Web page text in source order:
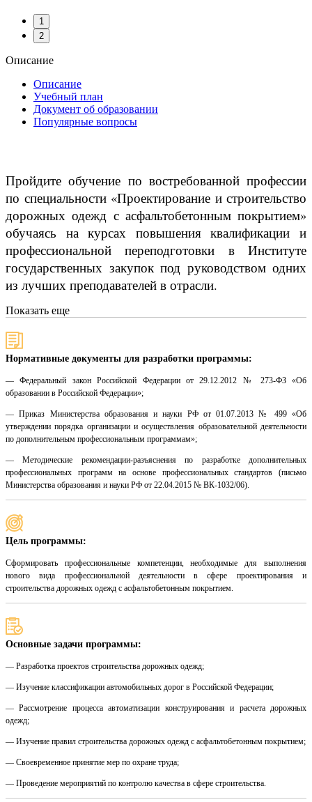
1
2
Описание
Описание
Учебный план
Документ об образовании
Популярные вопросы
Пройдите обучение по востребованной профессии
по специальности «Проектирование и строительство
дорожных одежд с асфальтобетонным покрытием»
обучаясь на курсах повышения квалификации и
профессиональной переподготовки в Институте
государственных закупок под руководством одних
из лучших преподавателей в отрасли.
Показать еще
Нормативные документы для разработки программы:
— Федеральный закон Российской Федерации от 29.12.2012 № 273-ФЗ «Об
образовании в Российской Федерации»;
— Приказ Министерства образования и науки РФ от 01.07.2013 № 499 «Об
утверждении порядка организации и осуществления образовательной деятельности
по дополнительным профессиональным программам»;
— Методические рекомендации-разъяснения по разработке дополнительных
профессиональных программ на основе профессиональных стандартов (письмо
Министерства образования и науки РФ от 22.04.2015 № ВК-1032/06).
Цель программы:
Сформировать профессиональные компетенции, необходимые для выполнения
нового вида профессиональной деятельности в сфере проектирования и
строительства дорожных одежд с асфальтобетонным покрытием.
Основные задачи программы:
— Разработка проектов строительства дорожных одежд;
— Изучение классификации автомобильных дорог в Российской Федерации;
— Рассмотрение процесса автоматизации конструирования и расчета дорожных
одежд;
— Изучение правил строительства дорожных одежд с асфальтобетонным покрытием;
— Своевременное принятие мер по охране труда;
— Проведение мероприятий по контролю качества в сфере строительства.